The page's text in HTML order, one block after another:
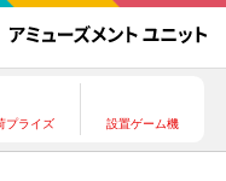
プライズ 設置ゲーム機